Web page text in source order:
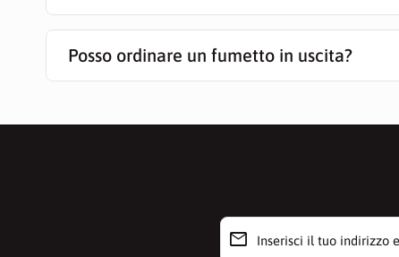
Posso ordinare un fumetto in uscita?
Inserisci il tuo indirizzo e-
email